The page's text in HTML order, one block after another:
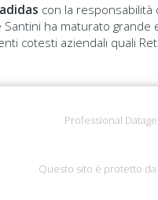
adidas con la responsabilità
ha maturato grande
cotesti aziendali quali
Professional
Questo sito è protetto da